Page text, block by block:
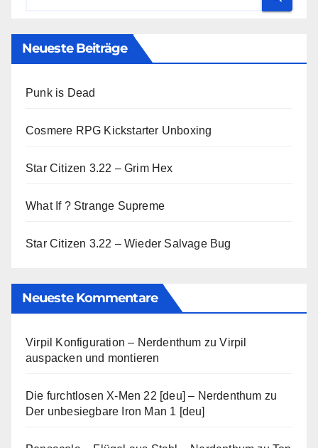
Neueste Beiträge
Punk is Dead
Cosmere RPG Kickstarter Unboxing
Star Citizen 3.22 – Grim Hex
What If ? Strange Supreme
Star Citizen 3.22 – Wieder Salvage Bug
Neueste Kommentare
Virpil Konfiguration – Nerdenthum zuVirpil
auspacken und montieren
Die furchtlosen X-Men 22 [deu] – Nerdenthum zu
Der unbesiegbare Iron Man 1 [deu]